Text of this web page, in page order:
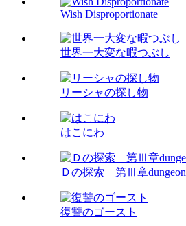
Wish Disproportionate
世界一大変な暇つぶし
リーシャの探し物
はこにわ
Ｄの探索 第Ⅲ章dungeon
復讐のゴースト